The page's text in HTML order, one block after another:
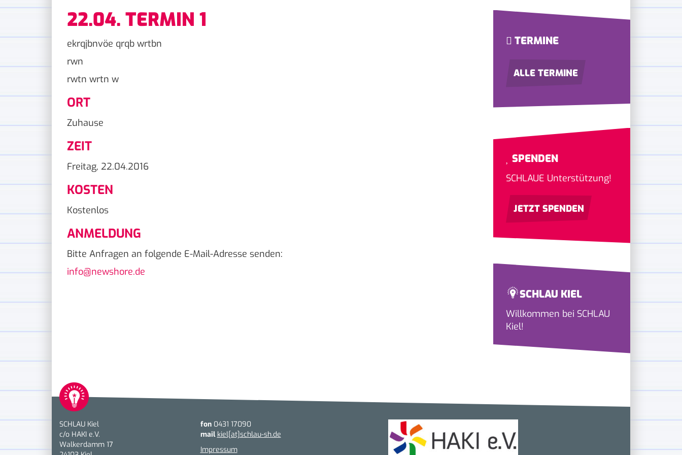
22.04. TERMIN 1
ekrqjbnvöe qrqb wrtbn
rwn
rwtn wrtn w
ORT
Zuhause
ZEIT
Freitag, 22.04.2016
KOSTEN
Kostenlos
ANMELDUNG
Bitte Anfragen an folgende E-Mail-Adresse senden:
info@newshore.de
TERMINE
ALLE TERMINE
SPENDEN
SCHLAUE Unterstützung!
JETZT SPENDEN
SCHLAU KIEL
Willkommen bei SCHLAU
Kiel!
SCHLAU Kiel
c/o HAKI e.V.
Walkerdamm 17
fon0431 17090
mail kiel[at]schlau-sh.de
Impressum